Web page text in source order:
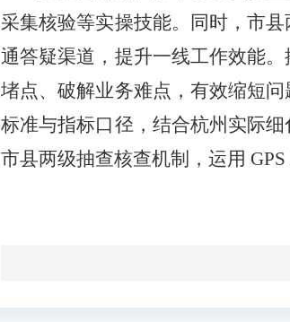
采集核验等实操技能。同时 ，市
通答疑渠道，提升一线工作效能
堵点、破解业务难点，有效缩短
标准与指标口径，结合杭州 实际细
市县两级抽查核查机制，运用 GPS